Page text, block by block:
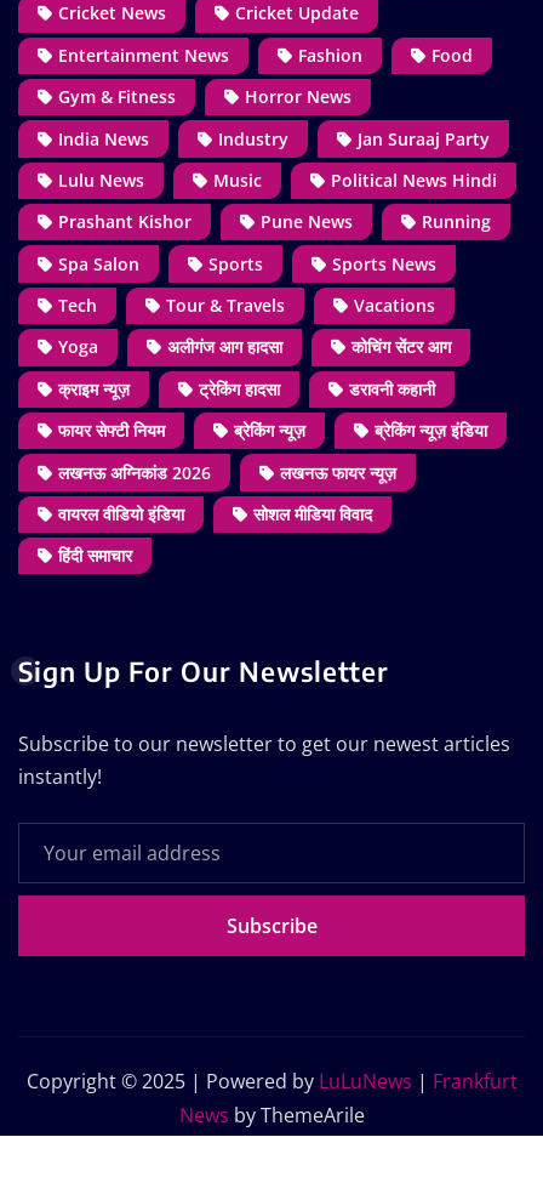
Cricket News
Cricket Update
Entertainment News
Fashion
Food
Gym & Fitness
Horror News
India News
Industry
Jan Suraaj Party
Lulu News
Music
Political News Hindi
Prashant Kishor
Pune News
Running
Spa Salon
Sports
Sports News
Tech
Tour & Travels
Vacations
Yoga
अलीगंज आग हादसा
कोचिंग सेंटर आग
क्राइम न्यूज़
ट्रेकिंग हादसा
डरावनी कहानी
फायर सेफ्टी नियम
ब्रेकिंग न्यूज़
ब्रेकिंग न्यूज़ इंडिया
लखनऊ अग्निकांड 2026
लखनऊ फायर न्यूज़
वायरल वीडियो इंडिया
सोशल मीडिया विवाद
हिंदी समाचार
Sign Up For Our Newsletter
Subscribe to our newsletter to get our newest articles
instantly!
Subscribe
Copyright © 2025 | Powered by LuLuNews | Frankfurt
News by ThemeArile